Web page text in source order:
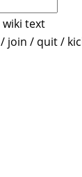
text
join / quit /